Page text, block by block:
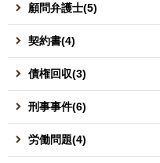
顧問弁護士(5)
契約書(4)
債権回収(3)
刑事事件(6)
労働問題(4)